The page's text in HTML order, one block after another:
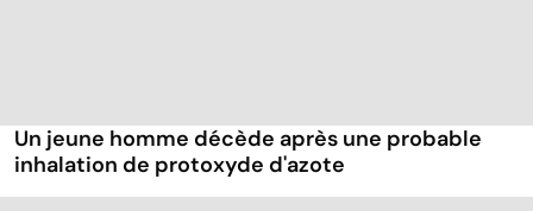
Un jeune homme décède après une probable
inhalation de protoxyde d'azote